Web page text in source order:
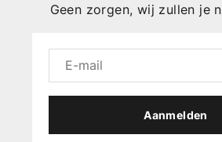
Geen zorgen, wij zullen je
Aanmelden